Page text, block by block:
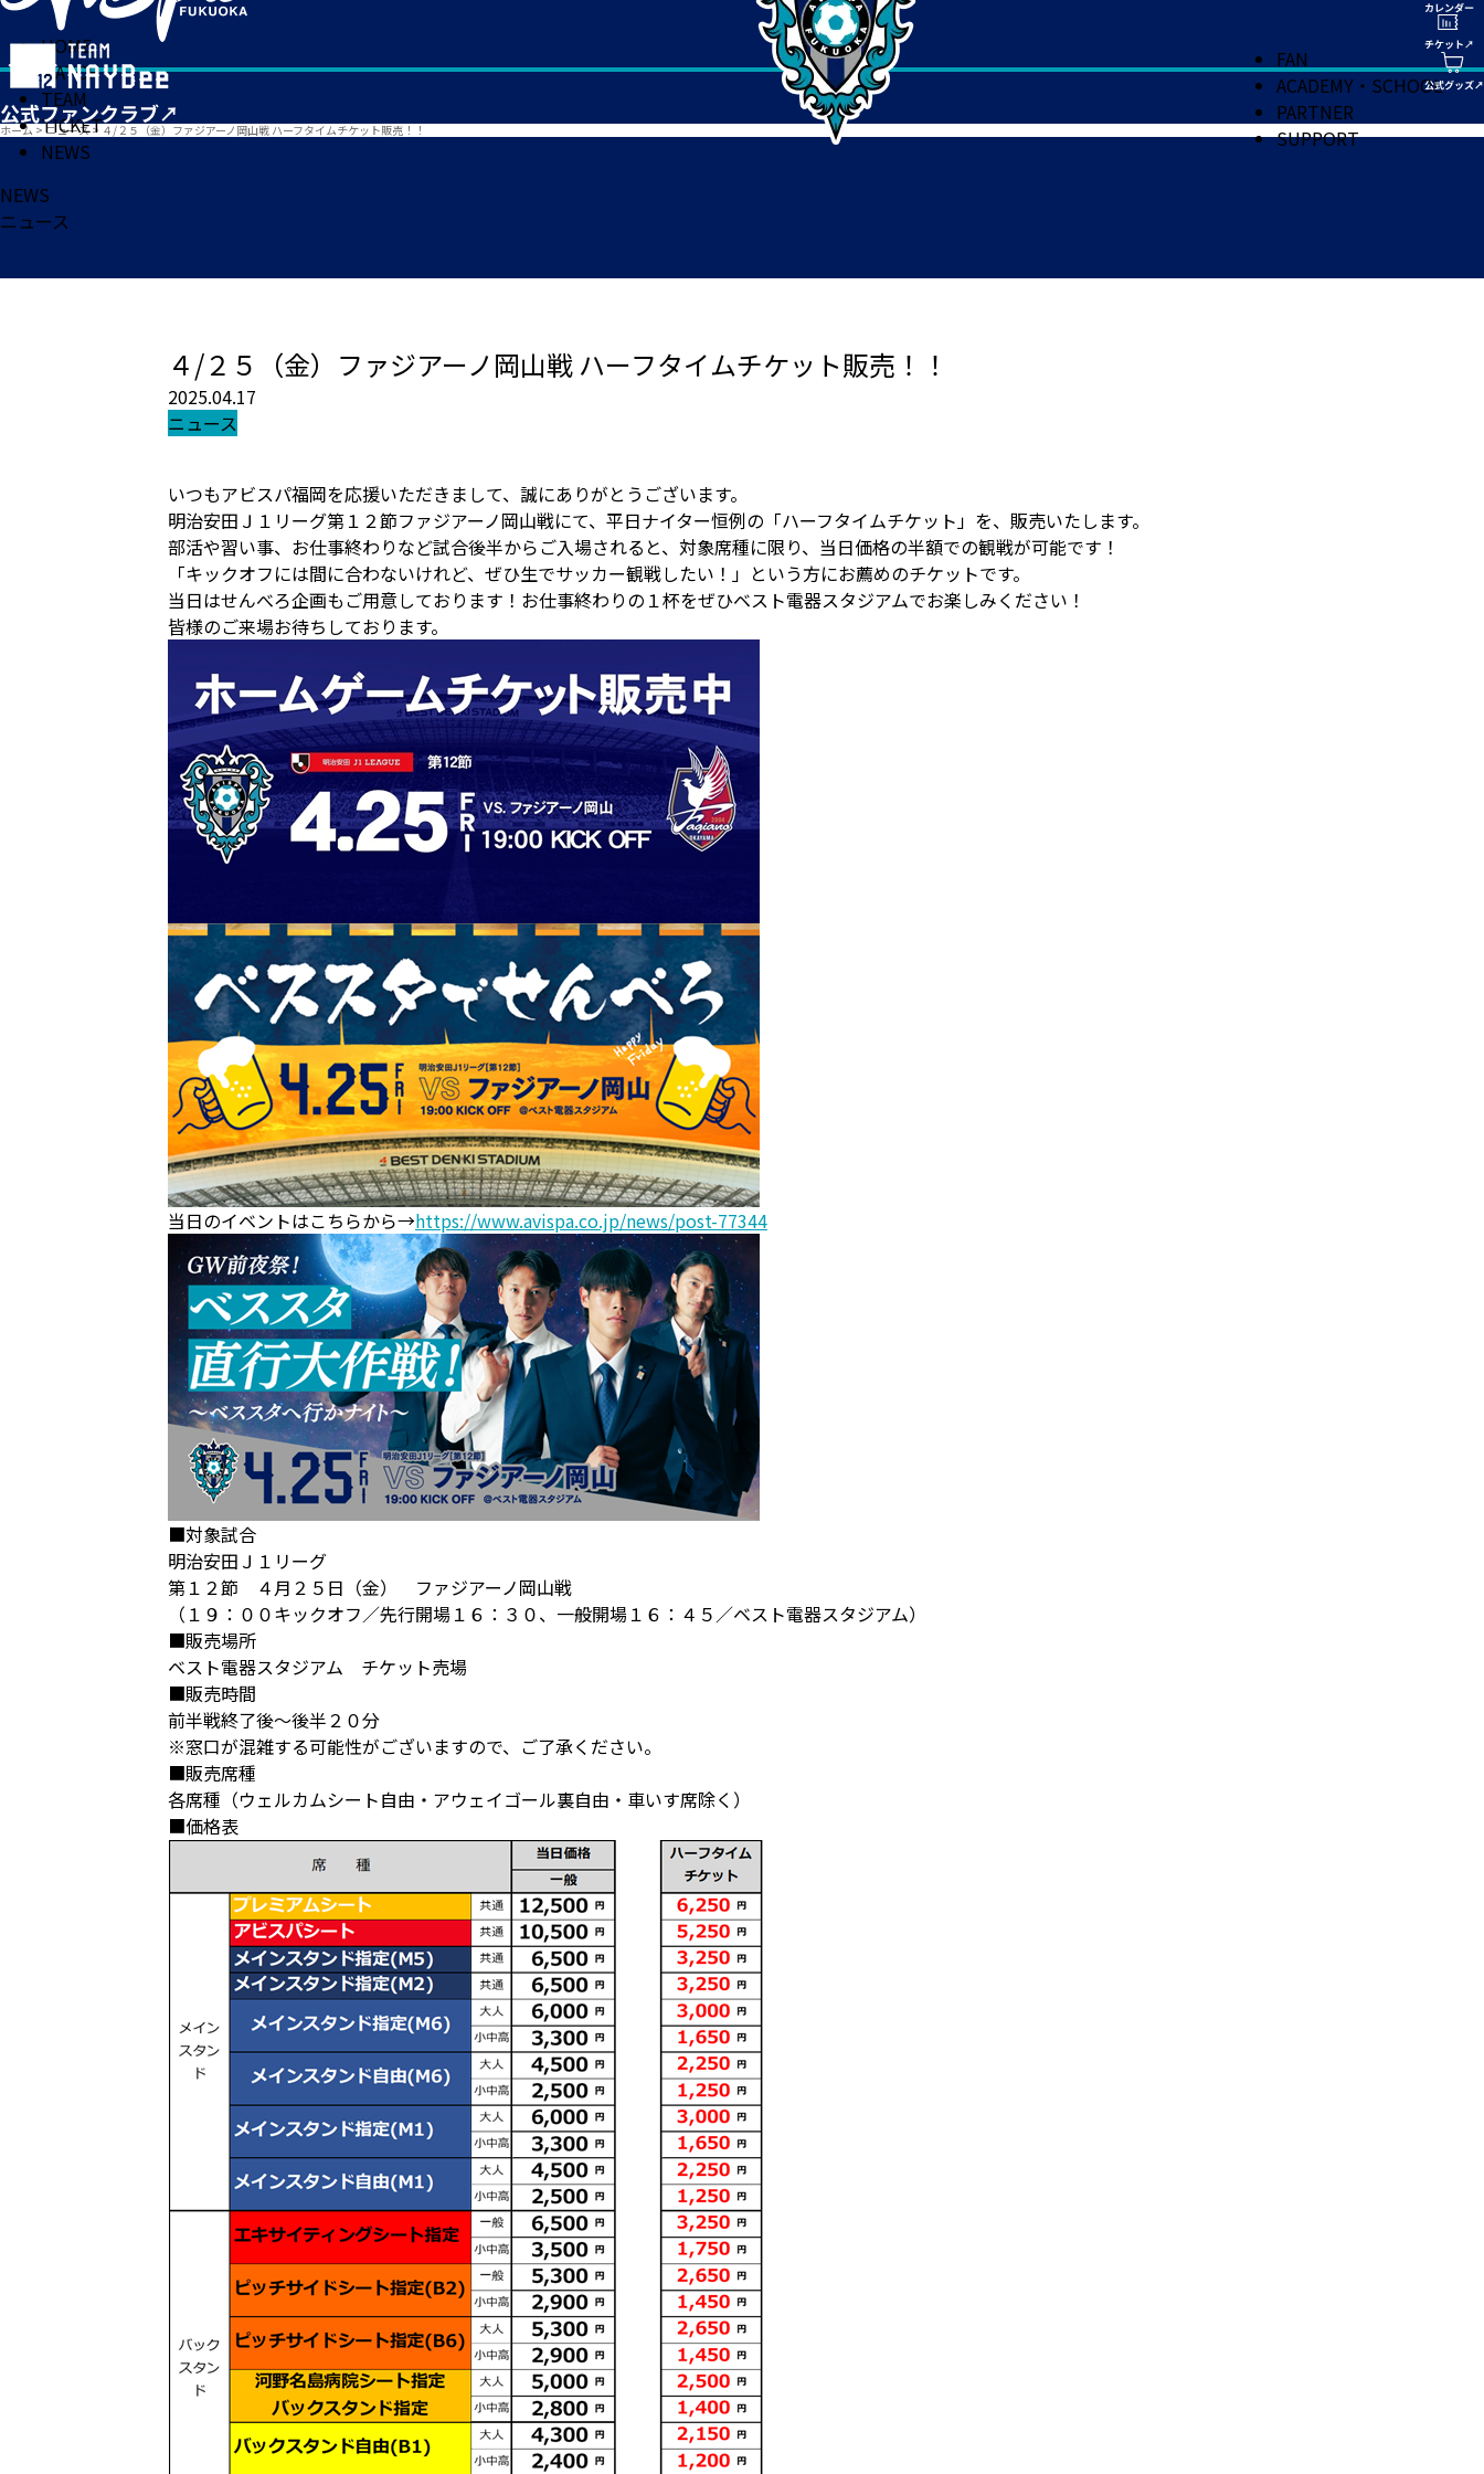
HOME
MATCH
TEAM
TICKET
NEWS
FAN
ACADEMY・SCHOOL
PARTNER
SUPPORT
ホーム > ニュース> ４/２５（金）ファジアーノ岡山戦 ハーフタイムチケット販売！！
NEWS
ニュース
４/２５（金）ファジアーノ岡山戦 ハーフタイムチケット販売！！
2025.04.17
ニュース
いつもアビスパ福岡を応援いただきまして、誠にありがとうございます。
明治安田Ｊ１リーグ第１２節ファジアーノ岡山戦にて、平日ナイター恒例の「ハーフタイムチケット」を、販売いたします。
部活や習い事、お仕事終わりなど試合後半からご入場されると、対象席種に限り、当日価格の半額での観戦が可能です！
「キックオフには間に合わないけれど、ぜひ生でサッカー観戦したい！」という方にお薦めのチケットです。
当日はせんべろ企画もご用意しております！お仕事終わりの１杯をぜひベスト電器スタジアムでお楽しみください！
皆様のご来場お待ちしております。
当日のイベントはこちらから→https://www.avispa.co.jp/news/post-77344
■対象試合
明治安田Ｊ１リーグ
第１２節 ４月２５日（金） ファジアーノ岡山戦
（１９：００キックオフ／先行開場１６：３０、一般開場１６：４５／ベスト電器スタジアム）
■販売場所
ベスト電器スタジアム チケット売場
■販売時間
前半戦終了後～後半２０分
※窓口が混雑する可能性がございますので、ご了承ください。
■販売席種
各席種（ウェルカムシート自由・アウェイゴール裏自由・車いす席除く）
■価格表